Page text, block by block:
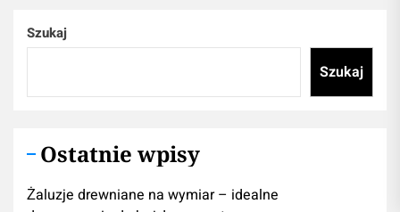
Szukaj
Szukaj
Ostatnie wpisy
Żaluzje drewniane na wymiar – idealne